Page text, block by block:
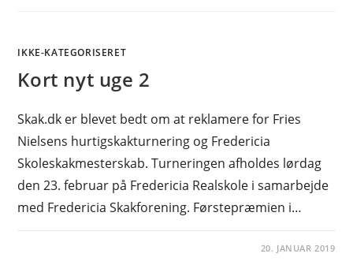
IKKE-KATEGORISERET
Kort nyt uge 2
Skak.dk er blevet bedt om at reklamere for Fries
Nielsens hurtigskakturnering og Fredericia
Skoleskakmesterskab. Turneringen afholdes lørdag
den 23. februar på Fredericia Realskole i samarbejde
med Fredericia Skakforening. Førstepræmien i…
20. JANUAR 2019